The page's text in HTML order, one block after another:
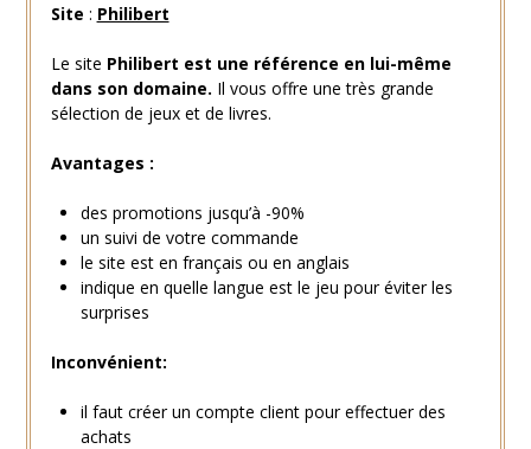
Site : Philibert
Le site Philibert est une référence en lui-même
dans son domaine. Il vous offre une très grande
sélection de jeux et de livres.
Avantages :
des promotions jusqu’à -90%
un suivi de votre commande
le site est en français ou en anglais
indique en quelle langue est le jeu pour éviter les
surprises
Inconvénient:
il faut créer un compte client pour effectuer des
achats